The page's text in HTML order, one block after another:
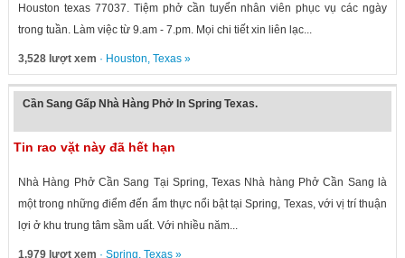
Houston texas 77037. Tiệm phở cần tuyển nhân viên phục vụ các ngày
trong tuần. Làm việc từ 9.am - 7.pm. Mọi chi tiết xin liên lạc...
3,528 lượt xem · Houston, Texas»
Cần Sang Gấp Nhà Hàng Phở In Spring Texas.
Tin rao vặt này đã hết hạn
Nhà Hàng Phở Cần Sang Tại Spring, Texas Nhà hàng Phở Cần Sang là
một trong những điểm đến ẩm thực nổi bật tại Spring, Texas, với vị trí thuận
lợi ở khu trung tâm sầm uất. Với nhiều năm...
1,979 lượt xem · Spring, Texas»